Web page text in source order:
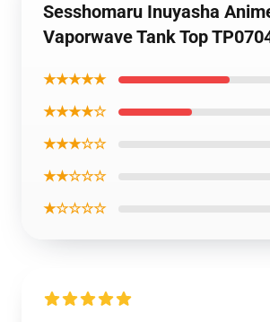
Sesshomaru Inuyasha
Vaporwave Tank Top
★★★★★
★★★★☆
★★★☆☆
★★☆☆☆
★☆☆☆☆